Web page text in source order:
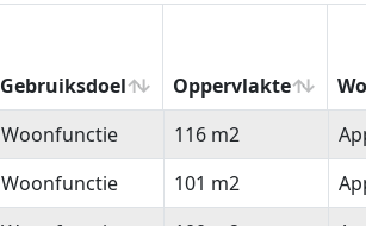
Gebruiksdoel Oppervlakte
Gebruiksdoel Oppervlakte
Woonfunctie 116 m2
Woonfunctie 101 m2